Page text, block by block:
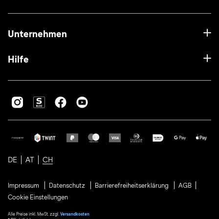
Unternehmen
Hilfe
DE AT CH
Impressum Datenschutz Barrierefreiheitserklärung
AGB
Cookie Einstellungen
Alle Preise inkl. MwSt. zzgl. Versandkosten